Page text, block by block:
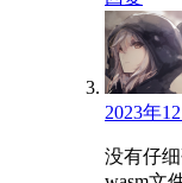
2023年
没有仔